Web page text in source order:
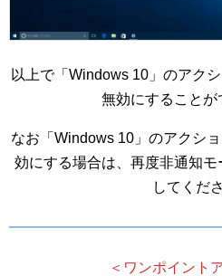
以上で「Windows 10」のアク
無効にすることが
なお「Windows 10」のアクシ
効にする場合は、再度非通知
してくだ
＜ワンポイント